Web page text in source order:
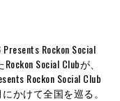
Rockon Social
Social Clubが、
Rockon Social Club
かけて全国を巡る。